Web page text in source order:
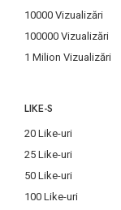
10000 Vizualizări
100000 Vizualizări
1 Milion Vizualizări
LIKE-S
20 Like-uri
25 Like-uri
50 Like-uri
100 Like-uri